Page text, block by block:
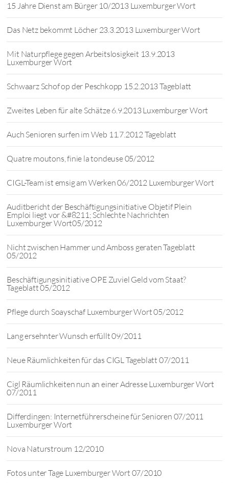
15 Jahre Dienst am Bürger 10/2013 Luxemburger Wort
Das Netz bekommt Löcher 23.3.2013 Luxemburger Wort
Mit Naturpflege gegen Arbeitslosigkeit 13.9.2013
Luxemburger Wort
Schwaarz Schof op der Peschkopp 15.2.2013 Tageblatt
Zweites Leben für alte Schätze 6.9.2013 Luxemburger Wort
Auch Senioren surfen im Web 11.7.2012 Tageblatt
Quatre moutons, finie la tondeuse 05/2012
CIGL-Team ist emsig am Werken 06/2012 Luxemburger Wort
Auditbericht der Beschäftigungsinitiative Objetif Plein
Emploi liegt vor &#8211; Schlechte Nachrichten
Luxemburger Wort05/2012
Nicht zwischen Hammer und Amboss geraten Tageblatt
05/2012
Beschäftigungsinitiative OPE Zuviel Geld vom Staat?
Tageblatt 05/2012
Pflege durch Soayschaf Luxemburger Wort 05/2012
Lang ersehnter Wunsch erfüllt 09/2011
Neue Räumlichkeiten für das CIGL Tageblatt 07/2011
Cigl Räumlichkeiten nun an einer Adresse Luxemburger Wort
07/2011
Differdingen: Internetführerscheine für Senioren 07/2011
Luxemburger Wort
Nova Naturstroum 12/2010
Fotos unter Tage Luxemburger Wort 07/2010